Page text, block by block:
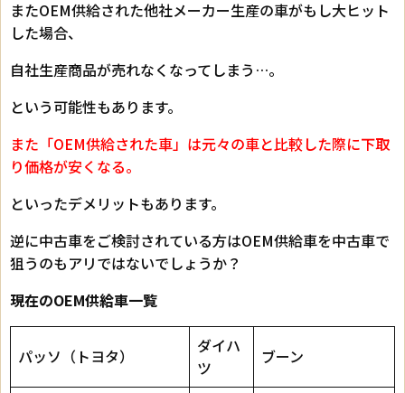
またOEM供給された他社メーカー生産の車がもし大ヒット
した場合、
自社生産商品が売れなくなってしまう…。
という可能性もあります。
また「OEM供給された車」は元々の車と比較した際に下取
り価格が安くなる。
といったデメリットもあります。
逆に中古車をご検討されている方はOEM供給車を中古車で
狙うのもアリではないでしょうか？
現在のOEM供給車一覧
パッソ（トヨタ）
ダイハ
ツ
ブーン